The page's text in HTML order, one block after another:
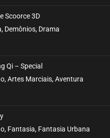
Scoorce 3D
Demônios, Drama
Qi – Special
Artes Marciais, Aventura
Fantasia, Fantasia Urbana